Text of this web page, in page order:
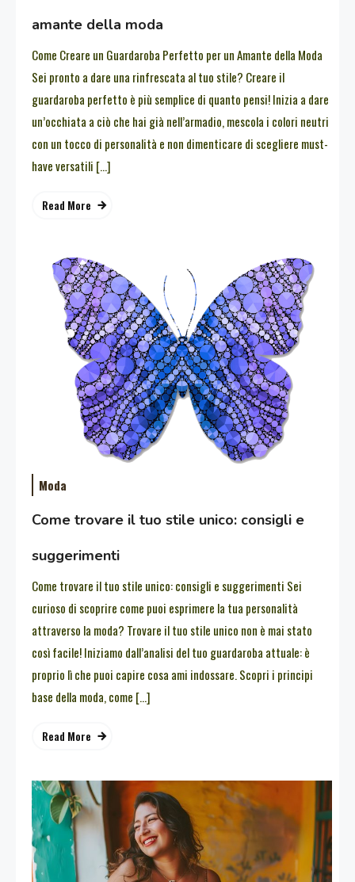
amante della moda
Come Creare un Guardaroba Perfetto per un Amante della Moda
Sei pronto a dare una rinfrescata al tuo stile? Creare il
guardaroba perfetto è più semplice di quanto pensi! Inizia a dare
un’occhiata a ciò che hai già nell’armadio, mescola i colori neutri
con un tocco di personalità e non dimenticare di scegliere must-
have versatili […]
Read More
Moda
Come trovare il tuo stile unico: consigli e
suggerimenti
Come trovare il tuo stile unico: consigli e suggerimenti Sei
curioso di scoprire come puoi esprimere la tua personalità
attraverso la moda? Trovare il tuo stile unico non è mai stato
così facile! Iniziamo dall’analisi del tuo guardaroba attuale: è
proprio lì che puoi capire cosa ami indossare. Scopri i principi
base della moda, come […]
Read More